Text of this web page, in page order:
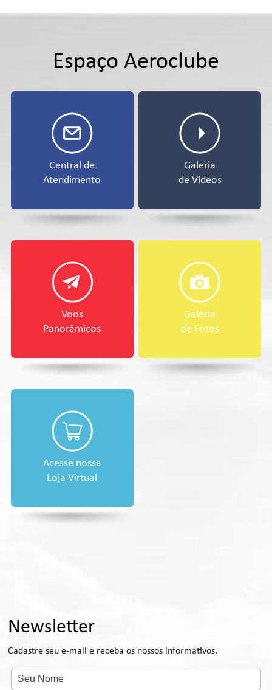
Espaço Aeroclube
Central de
Atendimento
Galeria
de Vídeos
Voos
Panorâmicos
Galeria
de Fotos
Acesse nossa
Loja Virtual
Newsletter
Cadastre seu e-mail e receba os nossos informativos.